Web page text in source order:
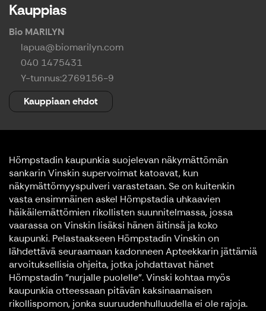
Kauppias
Bio MARILYN
lapua@biomarilyn.com
040 1475431
Y-tunnus:2769156-9
Kauppiaan ehdot
Hömpstadin kaupunkia suojelevan näkymättömän
sankarin Vinskin supervoimat katoavat, kun
näkymättömyyspulveri varastetaan. Se on kuitenkin
vasta ensimmäinen askel Hömpstadia uhkaavien
häikäilemättömien rikollisten suunnitelmassa, jossa
vaarassa on Vinskin lisäksi hänen äitinsä ja koko
kaupunki. Pelastaakseen Hömpstadin Vinskin on
lähdettävä seuraamaan kadonneen Apteekkarin jättämiä
arvoituksellisia ohjeita, jotka johdattavat hänet
Hömpstadin "nurjalle puolelle”. Vinski kohtaa myös
kaupunkia otteessaan pitävän kaksinaamaisen
rikollispomon, jonka suuruudenhulluudella ei ole rajoja.